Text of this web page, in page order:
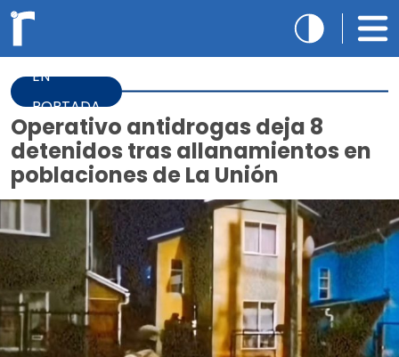
EN
PORTADA
Operativo antidrogas deja 8
detenidos tras allanamientos en
poblaciones de La Unión